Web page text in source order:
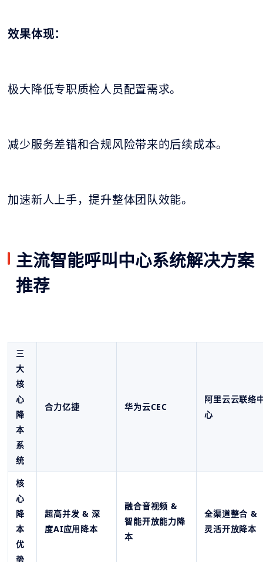
效果体现：
极大降低专职质检人员配置需求。
减少服务差错和合规风险带来的后续成本。
加速新人上手，提升整体团队效能。
主流智能呼叫中心系统解决方案
推荐
三
大
核
心
降
本
系
统
合力亿捷 华为云CEC
阿里云云联络
心
核
心
降
本
优
势
超高并发 & 深
度AI应用降本
融合音视频 &
智能开放能力降
本
全渠道整合 &
灵活开放降本